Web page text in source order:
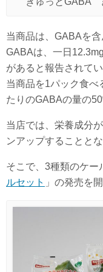
当商品は、GABAを含
GABAは、一日
があると報告されてい
当商品を1パック食べ
たりのGABAの量の
当店では、栄養成分
ンアップすることとな
そこで、3種類のケー
ルセット 」の発売を